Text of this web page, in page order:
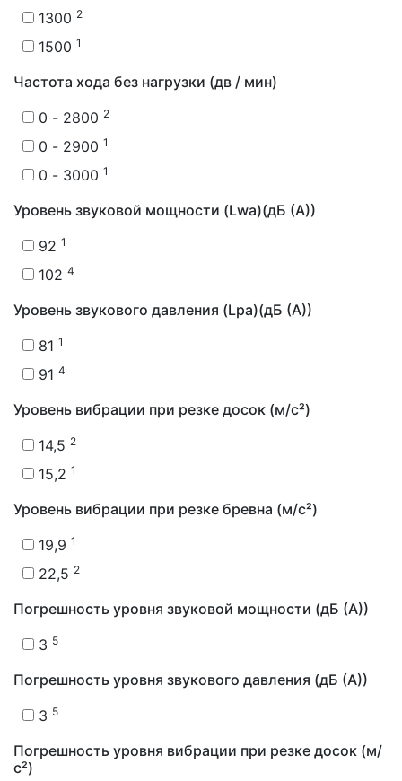
1300 2
1500 1
Частота хода без нагрузки (дв / мин)
0 - 2800 2
0 - 2900 1
0 - 3000 1
Уровень звуковой мощности (Lwa)(дБ (А))
92 1
102 4
Уровень звукового давления (Lpa)(дБ (А))
81 1
91 4
Уровень вибрации при резке досок (м/с²)
14,5 2
15,2 1
Уровень вибрации при резке бревна (м/с²)
19,9 1
22,5 2
Погрешность уровня звуковой мощности (дБ (А))
3 5
Погрешность уровня звукового давления (дБ (А))
3 5
Погрешность уровня вибрации при резке досок (м/
с²)